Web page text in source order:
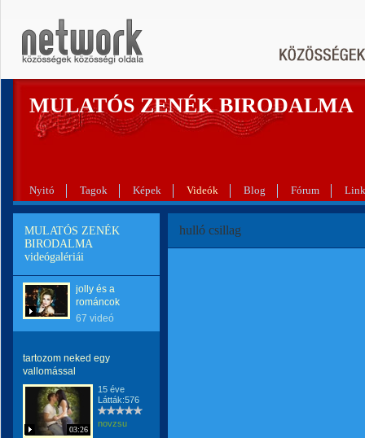
MULATÓS ZENÉK BIRODALMA
Nyitó Tagok Képek Videók Blog Fórum
MULATÓS ZENÉK
BIRODALMA
videógalériái
jolly és a
románcok
67 videó
tartozom neked egy
vallomással
03:26
15 éve
Látták:576
novzsu
hulló csillag